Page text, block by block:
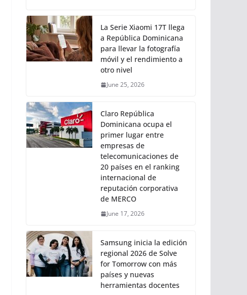
La Serie Xiaomi 17T llega
a República Dominicana
para llevar la fotografía
móvil y el rendimiento a
otro nivel
June 25, 2026
Claro República
Dominicana ocupa el
primer lugar entre
empresas de
telecomunicaciones de
20 países en el ranking
internacional de
reputación corporativa
de MERCO
June 17, 2026
Samsung inicia la edición
regional 2026 de Solve
for Tomorrow con más
países y nuevas
herramientas docentes